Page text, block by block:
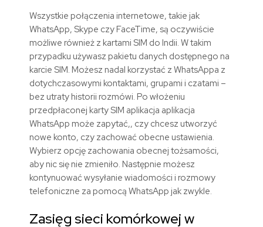
Wszystkie połączenia internetowe, takie jak
WhatsApp, Skype czy FaceTime, są oczywiście
możliwe również z kartami SIM do Indii. W takim
przypadku używasz pakietu danych dostępnego na
karcie SIM. Możesz nadal korzystać z WhatsAppa z
dotychczasowymi kontaktami, grupami i czatami –
bez utraty historii rozmówi. Po włożeniu
przedpłaconej karty SIM aplikacja aplikacja
WhatsApp może zapytać,, czy chcesz utworzyć
nowe konto, czy zachować obecne ustawienia.
Wybierz opcję zachowania obecnej tożsamości,
aby nic się nie zmieniło. Następnie możesz
kontynuować wysyłanie wiadomości i rozmowy
telefoniczne za pomocą WhatsApp jak zwykle.
Zasięg sieci komórkowej w